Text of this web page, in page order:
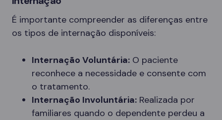
É importante compreender as diferenças entre
os tipos de internação disponíveis:
Internação Voluntária: O paciente
reconhece a necessidade e consente com
o tratamento.
Internação Involuntária: Realizada por
familiares quando o dependente perdeu a